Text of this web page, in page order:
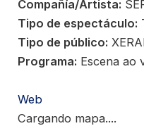
Compañía/Artista:
Tipo de espectáculo:
Tipo de público:
Programa: Escena ao
Web
Cargando mapa....